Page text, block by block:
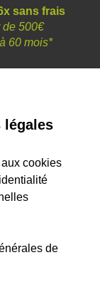
sans frais
de 500€
60 mois*
légales
cookies
de